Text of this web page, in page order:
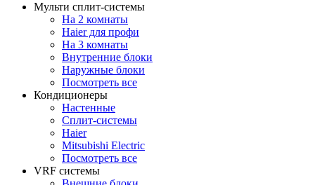
Мульти сплит-системы
На 2 комнаты
Haier для профи
На 3 комнаты
Внутренние блоки
Наружные блоки
Посмотреть все
Кондиционеры
Настенные
Сплит-системы
Haier
Mitsubishi Electric
Посмотреть все
VRF системы